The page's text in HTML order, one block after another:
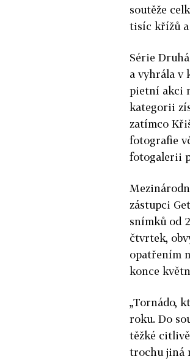
soutěže
tisíc křížů a
Série
a vyhrála v
pietní akci
kategorii
zatímco
fotografie
fotogalerii
zástupci
snímků od
čtvrtek,
opatřením
konce
„Tornádo,
roku. Do
těžké
trochu jiná